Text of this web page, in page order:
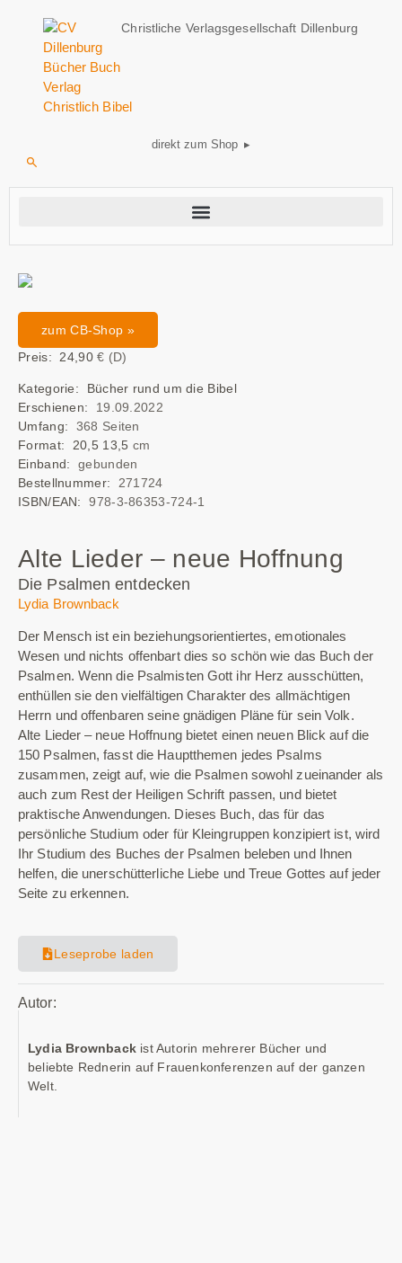
Christliche Verlagsgesellschaft Dillenburg
direkt zum Shop ▸
zum CB-Shop »
Preis: 24,90€ (D)
Kategorie: Bücher rund um die Bibel
Erschienen: 19.09.2022
Umfang: 368 Seiten
Format: 20,5 13,5 cm
Einband: gebunden
Bestellnummer: 271724
ISBN/EAN:978-3-86353-724-1
Alte Lieder – neue Hoffnung
Die Psalmen entdecken
Lydia Brownback
Der Mensch ist ein beziehungsorientiertes, emotionales
Wesen und nichts offenbart dies so schön wie das Buch der
Psalmen. Wenn die Psalmisten Gott ihr Herz ausschütten,
enthüllen sie den vielfältigen Charakter des allmächtigen
Herrn und offenbaren seine gnädigen Pläne für sein Volk.
Alte Lieder – neue Hoffnung bietet einen neuen Blick auf die
150 Psalmen, fasst die Hauptthemen jedes Psalms
zusammen, zeigt auf, wie die Psalmen sowohl zueinander als
auch zum Rest der Heiligen Schrift passen, und bietet
praktische Anwendungen. Dieses Buch, das für das
persönliche Studium oder für Kleingruppen konzipiert ist, wird
Ihr Studium des Buches der Psalmen beleben und Ihnen
helfen, die unerschütterliche Liebe und Treue Gottes auf jeder
Seite zu erkennen.
Leseprobe laden
Autor:
Lydia Brownback ist Autorin mehrerer Bücher und
beliebte Rednerin auf Frauenkonferenzen auf der ganzen
Welt.